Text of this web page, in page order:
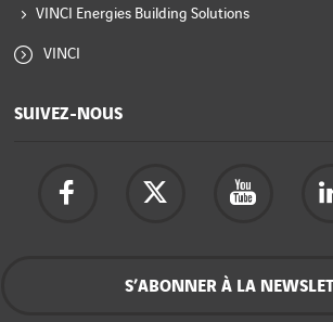
VINCI Energies Building Solutions
VINCI
SUIVEZ-NOUS
S’ABONNER À LA